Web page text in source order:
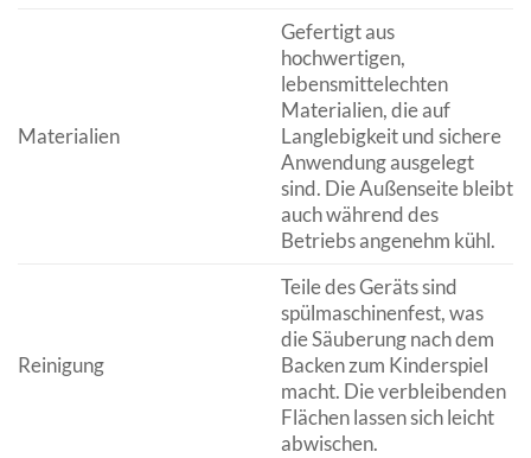
Materialien
Gefertigt aus
hochwertigen,
lebensmittelechten
Materialien, die auf
Langlebigkeit und sichere
Anwendung ausgelegt
sind. Die Außenseite bleibt
auch während des
Betriebs angenehm kühl.
Reinigung
Teile des Geräts sind
spülmaschinenfest, was
die Säuberung nach dem
Backen zum Kinderspiel
macht. Die verbleibenden
Flächen lassen sich leicht
abwischen.